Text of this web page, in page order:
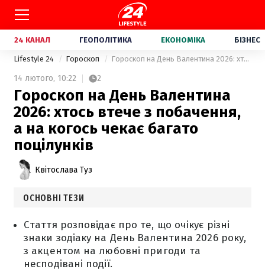
24 КАНАЛ ГЕОПОЛІТИКА ЕКОНОМІКА БІЗНЕС
Lifestyle 24 Гороскоп Гороскоп на День Валентина 2026: хтось втече з побачення, а на когось чекає багато поцілунків
14 лютого, 10:22 2
Гороскоп на День Валентина
2026: хтось втече з побачення,
а на когось чекає багато
поцілунків
Квітослава Туз
ОСНОВНІ ТЕЗИ
Стаття розповідає про те, що очікує різні
знаки зодіаку на День Валентина 2026 року,
з акцентом на любовні пригоди та
несподівані події.